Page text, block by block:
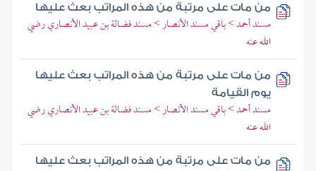
من مات على مرتبة من هذه المراتب بعث عليها
مسند أحمد > باقي مسند الأنصار > مسند فضالة بن عبيد الأنصاري رضي
الله عنه
من مات على مرتبة من هذه المراتب بعث عليها
يوم القيامة
مسند أحمد > باقي مسند الأنصار > مسند فضالة بن عبيد الأنصاري رضي
الله عنه
من مات على مرتبة من هذه المراتب بعث عليها